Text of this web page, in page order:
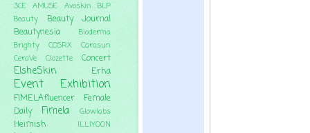
3CE AMUSE Avoskin BLP
Beauty
Beauty Journal
Beautynesia
Bioderma
Brighty
COSRX
Carasun
CeraVe
Clozette Concert
ElsheSkin Erha
Event Exhibition
FIMELAfluencer
Female
Daily
Fimela Glowlabs
Heimish ILLIYOON